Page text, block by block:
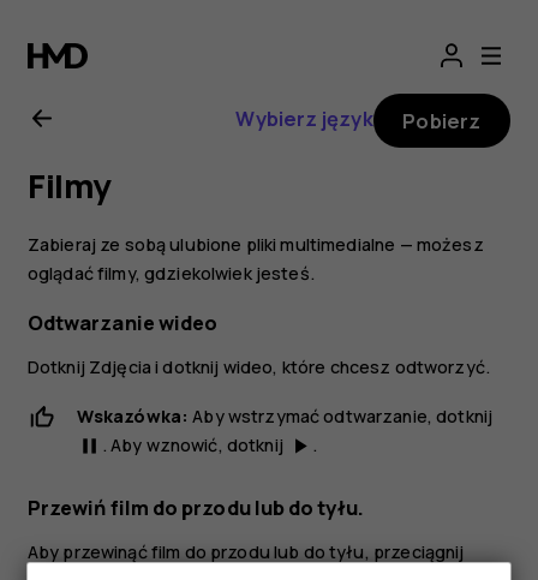
Nokia
5.1
—
instrukcja
obsługi
Wybierz język Pobierz
Filmy
Zabieraj ze sobą ulubione pliki multimedialne — możesz
oglądać filmy, gdziekolwiek jesteś.
Odtwarzanie wideo
Dotknij Zdjęcia i dotknij wideo, które chcesz odtworzyć.
Wskazówka: Aby wstrzymać odtwarzanie, dotknij
pause . Aby wznowić, dotknij play_arrow .
Przewiń film do przodu lub do tyłu.
Aby przewinąć film do przodu lub do tyłu, przeciągnij